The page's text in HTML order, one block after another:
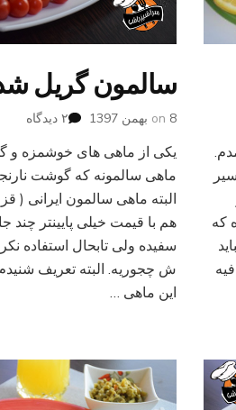
که
سالمون گریل
on 8 بهمن 1397 ۲ دیدگاه
برای
گریل
شده
یکی از ماهی های خوشمزه و
ماهی سالمونه که گوشت
البته ماهی سالمون ایرانی (
هم با قیمت خیلی پایینتر
سفیده ولی تابحال استفاده
ش چجوریه. البته تعریف
این ماهی …